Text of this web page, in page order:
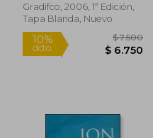
10%
dcto. $ 5.040
Gradifco, 2006, 1ª Edición,
Tapa Blanda, Nuevo